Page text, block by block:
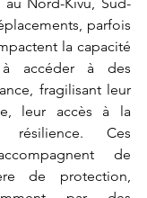
parfois
la capacité
accéder à des
fragilisant leur
leur accès à la
Ces
de
de protection,